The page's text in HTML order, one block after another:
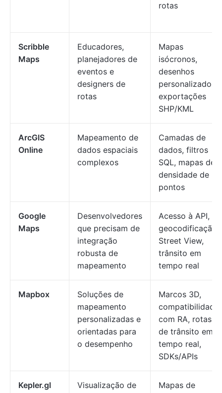
rotas
Scribble
Maps
Educadores,
planejadores de
eventos e
designers de
rotas
Mapas
isócronos,
desenhos
personalizados,
exportações
SHP/KML
ArcGIS
Online
Mapeamento de
dados espaciais
complexos
Camadas de
dados, filtros
SQL, mapas de
densidade de
pontos
Google
Maps
Desenvolvedores
que precisam de
integração
robusta de
mapeamento
Acesso à API,
geocodificação,
Street View,
trânsito em
tempo real
Mapbox
Soluções de
mapeamento
personalizadas e
orientadas para
o desempenho
Marcos 3D,
compatibilidade
com RA, rotas
de trânsito em
tempo real,
SDKs/APIs
Kepler.gl
Visualização de
Mapas de